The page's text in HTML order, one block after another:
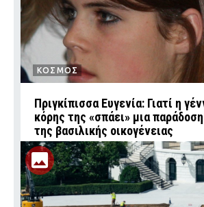
ΚΟΣΜΟΣ
Πριγκίπισσα Ευγενία: Γιατί η
κόρης της «σπάει» μια
της βασιλικής οικογένειας